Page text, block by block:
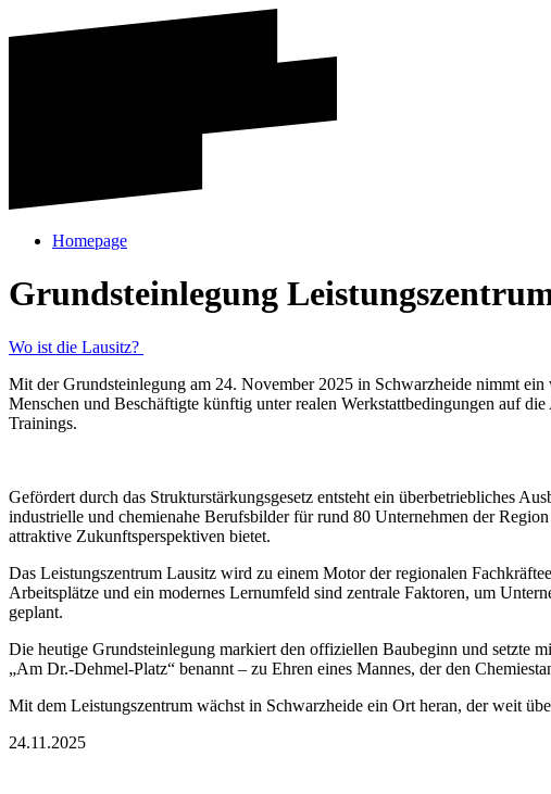
Homepage
Grundsteinlegung
Wo ist die Lausitz?
Mit der Grundsteinlegung am 24. November 2025 in Schwarzheide nimmt
Menschen und Beschäftigte künftig unter realen Werkstattbedingungen auf
Trainings.
Gefördert durch das Strukturstärkungsgesetz entsteht ein überbetriebliches
industrielle und chemienahe Berufsbilder für rund 80 Unternehmen der
attraktive Zukunftsperspektiven bietet.
Das Leistungszentrum Lausitz wird zu einem Motor der regionalen
Arbeitsplätze und ein modernes Lernumfeld sind zentrale Faktoren, um
geplant.
Die heutige Grundsteinlegung markiert den offiziellen Baubeginn und setzte
„Am Dr.-Dehmel-Platz“ benannt – zu Ehren eines Mannes, der den
Mit dem Leistungszentrum wächst in Schwarzheide ein Ort heran, der weit
24.11.2025